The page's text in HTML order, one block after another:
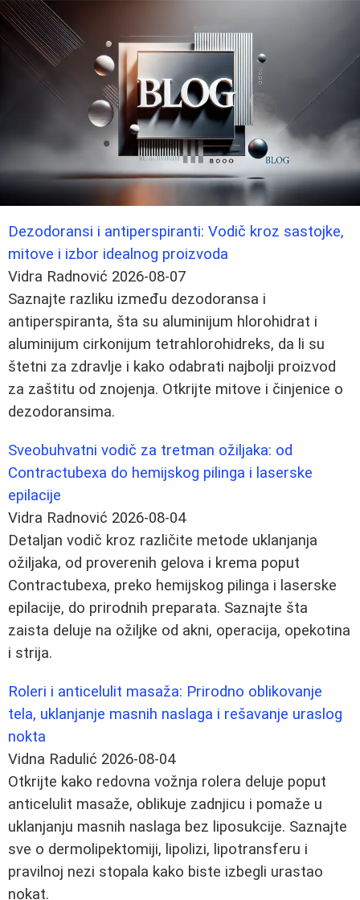
Dezodoransi i antiperspiranti: Vodič kroz sastojke,
mitove i izbor idealnog proizvoda
Vidra Radnović 2026-08-07
Saznajte razliku između dezodoransa i
antiperspiranta, šta su aluminijum hlorohidrat i
aluminijum cirkonijum tetrahlorohidreks, da li su
štetni za zdravlje i kako odabrati najbolji proizvod
za zaštitu od znojenja. Otkrijte mitove i činjenice o
dezodoransima.
Sveobuhvatni vodič za tretman ožiljaka: od
Contractubexa do hemijskog pilinga i laserske
epilacije
Vidra Radnović 2026-08-04
Detaljan vodič kroz različite metode uklanjanja
ožiljaka, od proverenih gelova i krema poput
Contractubexa, preko hemijskog pilinga i laserske
epilacije, do prirodnih preparata. Saznajte šta
zaista deluje na ožiljke od akni, operacija, opekotina
i strija.
Roleri i anticelulit masaža: Prirodno oblikovanje
tela, uklanjanje masnih naslaga i rešavanje uraslog
nokta
Vidna Radulić 2026-08-04
Otkrijte kako redovna vožnja rolera deluje poput
anticelulit masaže, oblikuje zadnjicu i pomaže u
uklanjanju masnih naslaga bez liposukcije. Saznajte
sve o dermolipektomiji, lipolizi, lipotransferu i
pravilnoj nezi stopala kako biste izbegli urastao
nokat.